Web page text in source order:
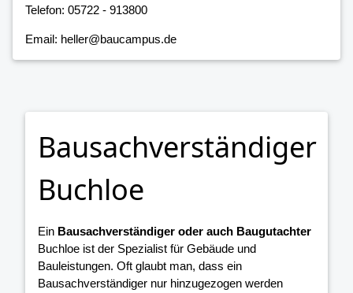
Telefon: 05722 - 913800
Email: heller@baucampus.de
Bausachverständiger
Buchloe
Ein Bausachverständiger oder auch Baugutachter
Buchloe ist der Spezialist für Gebäude und
Bauleistungen. Oft glaubt man, dass ein
Bausachverständiger nur hinzugezogen werden